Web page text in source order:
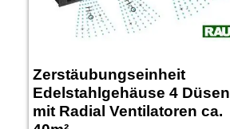
Zerstäubungseinheit
Edelstahlgehäuse 4 Düsen
mit Radial Ventilatoren ca.